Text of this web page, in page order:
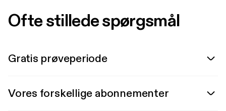
Ofte stillede spørgsmål
Gratis prøveperiode
Vores forskellige abonnementer